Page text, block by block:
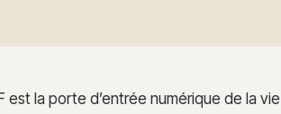
est la porte d’entrée numérique de la